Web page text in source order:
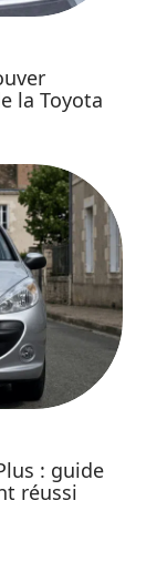
la Toyota
: guide
réussi